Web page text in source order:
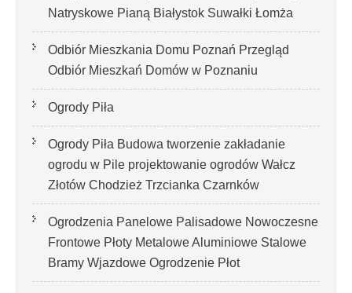
Natryskowe Pianą Białystok Suwałki Łomża
Odbiór Mieszkania Domu Poznań Przegląd
Odbiór Mieszkań Domów w Poznaniu
Ogrody Piła
Ogrody Piła Budowa tworzenie zakładanie
ogrodu w Pile projektowanie ogrodów Wałcz
Złotów Chodzież Trzcianka Czarnków
Ogrodzenia Panelowe Palisadowe Nowoczesne
Frontowe Płoty Metalowe Aluminiowe Stalowe
Bramy Wjazdowe Ogrodzenie Płot